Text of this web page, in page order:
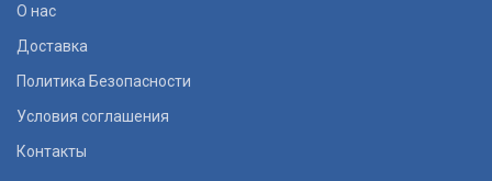
О нас
Доставка
Политика Безопасности
Условия соглашения
Контакты